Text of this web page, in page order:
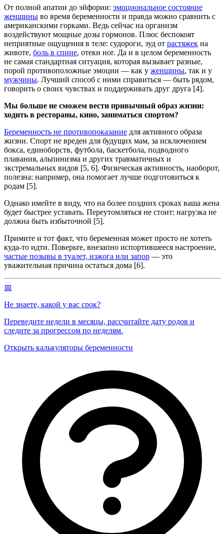
От полной апатии до эйфории: эмоциональное состояние
женщины во время беременности и правда можно сравнить с
американскими горками. Ведь сейчас на организм
воздействуют мощные дозы гормонов. Плюс беспокоят
неприятные ощущения в теле: судороги, зуд от растяжек на
животе, боль в спине, отеки ног. Да и в целом беременность
не самая стандартная ситуация, которая вызывает разные,
порой противоположные эмоции — как у женщины, так и у
мужчины. Лучший способ с ними справиться — быть рядом,
говорить о своих чувствах и поддерживать друг друга [4].
Мы больше не сможем вести привычный образ жизни:
ходить в рестораны, кино, заниматься спортом?
Беременность не противопоказание для активного образа
жизни. Спорт не вреден для будущих мам, за исключением
бокса, единоборств, футбола, баскетбола, подводного
плавания, альпинизма и других травматичных и
экстремальных видов [5, 6]. Физическая активность, наоборот,
полезна: например, она помогает лучше подготовиться к
родам [5].
Однако имейте в виду, что на более поздних сроках ваша жена
будет быстрее уставать. Переутомляться не стоит: нагрузка не
должна быть избыточной [5].
Примите и тот факт, что беременная может просто не хотеть
куда-то идти. Поверьте, внезапно испортившееся настроение,
частые позывы в туалет, изжога или запор — это
уважительная причина остаться дома [6].
📅
Не знаете, какой у вас срок?
Переведите недели в месяцы, рассчитайте дату родов и
следите за прогрессом по неделям.
Открыть калькуляторы беременности